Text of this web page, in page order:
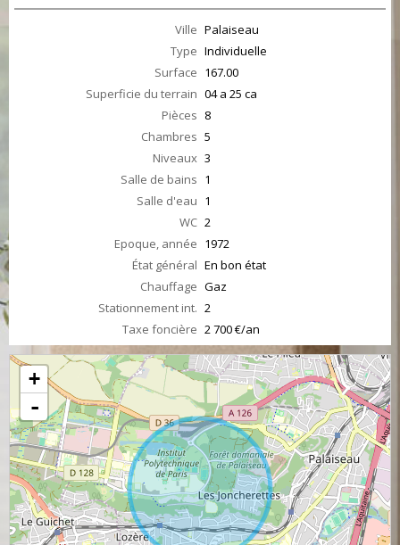
Ville Palaiseau
Type Individuelle
Surface 167.00
Superficie du terrain 04 a 25 ca
Pièces 8
Chambres 5
Niveaux 3
Salle de bains 1
Salle d'eau 1
WC 2
Epoque, année 1972
État général En bon état
Chauffage Gaz
Stationnement int. 2
Taxe foncière 2 700 €/an
+
-